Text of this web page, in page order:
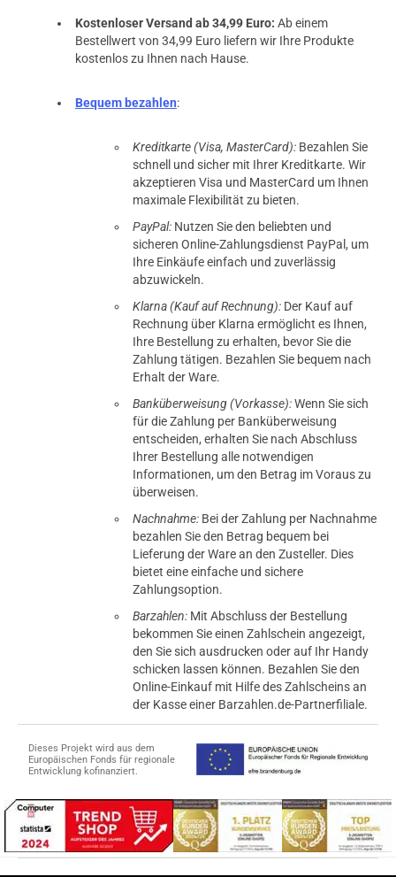
Kostenloser Versand ab 34,99 Euro: Ab einem
Bestellwert von 34,99 Euro liefern wir Ihre Produkte
kostenlos zu Ihnen nach Hause.
Bequem bezahlen:
Kreditkarte (Visa, MasterCard): Bezahlen Sie
schnell und sicher mit Ihrer Kreditkarte. Wir
akzeptieren Visa und MasterCard um Ihnen
maximale Flexibilität zu bieten.
PayPal: Nutzen Sie den beliebten und
sicheren Online-Zahlungsdienst PayPal, um
Ihre Einkäufe einfach und zuverlässig
abzuwickeln.
Klarna (Kauf auf Rechnung): Der Kauf auf
Rechnung über Klarna ermöglicht es Ihnen,
Ihre Bestellung zu erhalten, bevor Sie die
Zahlung tätigen. Bezahlen Sie bequem nach
Erhalt der Ware.
Banküberweisung (Vorkasse):Wenn Sie sich
für die Zahlung per Banküberweisung
entscheiden, erhalten Sie nach Abschluss
Ihrer Bestellung alle notwendigen
Informationen, um den Betrag im Voraus zu
überweisen.
Nachnahme: Bei der Zahlung per Nachnahme
bezahlen Sie den Betrag bequem bei
Lieferung der Ware an den Zusteller. Dies
bietet eine einfache und sichere
Zahlungsoption.
Barzahlen: Mit Abschluss der Bestellung
bekommen Sie einen Zahlschein angezeigt,
den Sie sich ausdrucken oder auf Ihr Handy
schicken lassen können. Bezahlen Sie den
Online-Einkauf mit Hilfe des Zahlscheins an
der Kasse einer Barzahlen.de-Partnerfiliale.
Dieses Projekt wird aus dem
Europäischen Fonds für regionale
Entwicklung kofinanziert.